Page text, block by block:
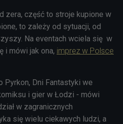
zera, część to stroje kupione w
to zależy od sytuacji, od
Na eventach wciela się w
i mówi jak ona, imprez w Polsce
Pyrkon, Dni Fantastyki we
i gier w Łodzi - mówi
w zagranicznych
się wielu ciekawych ludzi, a